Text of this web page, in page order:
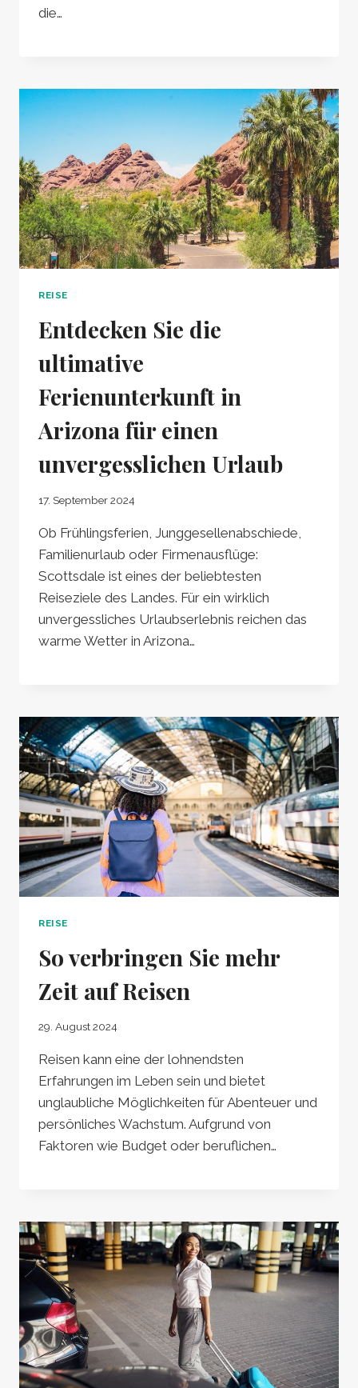
die…
REISE
Entdecken Sie die
ultimative
Ferienunterkunft in
Arizona für einen
unvergesslichen Urlaub
17. September 2024
Ob Frühlingsferien, Junggesellenabschiede,
Familienurlaub oder Firmenausflüge:
Scottsdale ist eines der beliebtesten
Reiseziele des Landes. Für ein wirklich
unvergessliches Urlaubserlebnis reichen das
warme Wetter in Arizona…
REISE
So verbringen Sie mehr
Zeit auf Reisen
29. August 2024
Reisen kann eine der lohnendsten
Erfahrungen im Leben sein und bietet
unglaubliche Möglichkeiten für Abenteuer und
persönliches Wachstum. Aufgrund von
Faktoren wie Budget oder beruflichen…